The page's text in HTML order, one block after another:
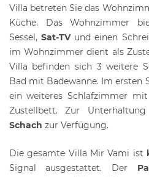
Villa betreten Sie das
Küche. Das Wohnzimmer
Sessel, Sat-TVund einen
im Wohnzimmer dient als
Villa befinden sich 3 weitere
Bad mit Badewanne. Im ersten
ein weiteres Schlafzimmer
Zustellbett. Zur
Schach zur Verfügung.
Die gesamte Villa Mir Vami ist
Signal ausgestattet. Der